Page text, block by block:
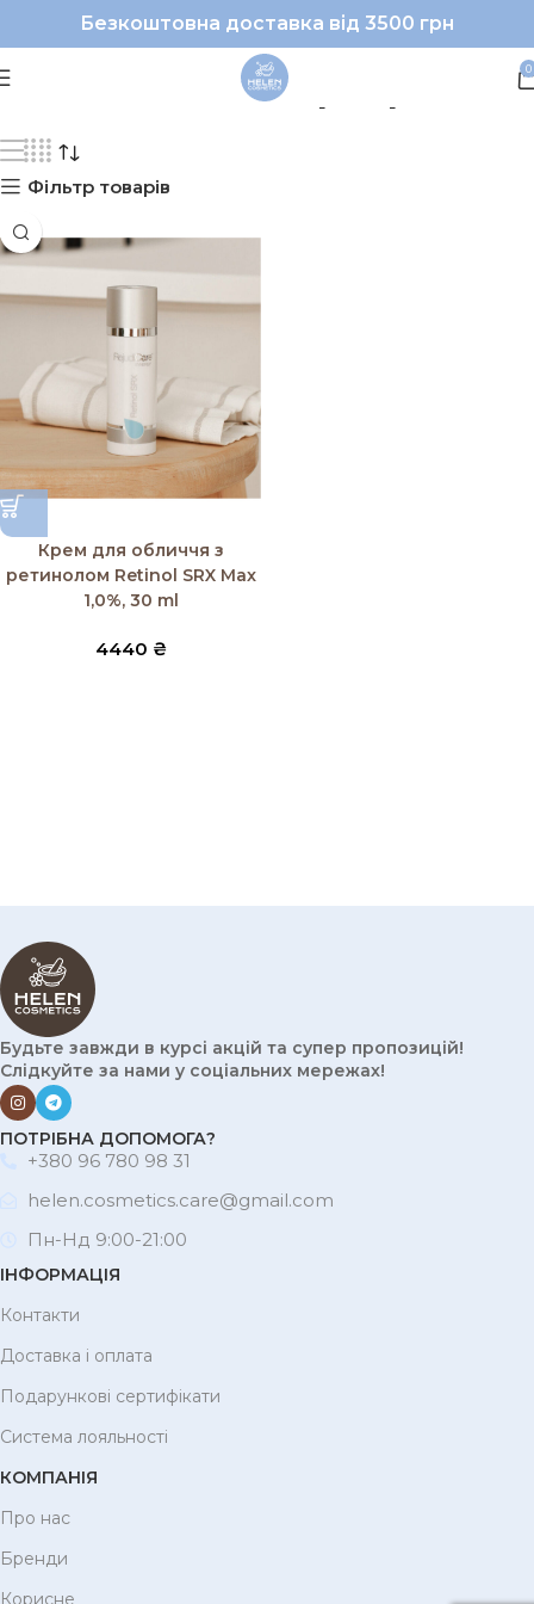
Безкоштовна доставка від 3500 грн
0
Фільтр товарів
Крем для обличчя з
ретинолом Retinol SRX Max
1,0%, 30 ml
4440 ₴
Будьте завжди в курсі акцій та супер пропозицій!
Слідкуйте за нами у соціальних мережах!
ПОТРІБНА ДОПОМОГА?
+380 96 780 98 31
helen.cosmetics.care@gmail.com
Пн-Нд 9:00-21:00
ІНФОРМАЦІЯ
Контакти
Доставка і оплата
Подарункові сертифікати
Система лояльності
КОМПАНІЯ
Про нас
Бренди
Корисне